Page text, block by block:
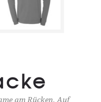
am Rücken. Auf